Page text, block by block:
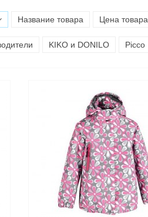
Название товара Цена товара
KIKO и DONILO Picco